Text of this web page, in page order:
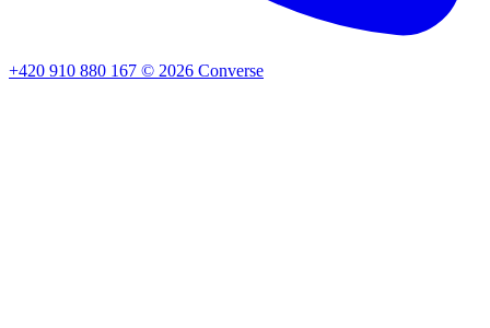
+420 910 880 167 © 2026 Converse